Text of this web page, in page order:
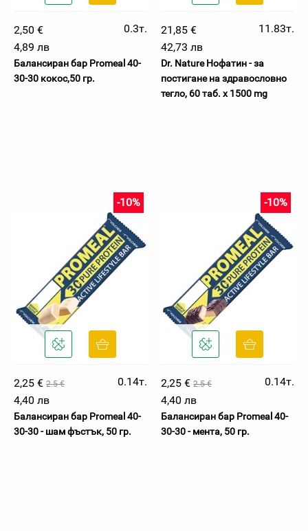
2,50 €
0.3т.
4,89 лв
Балансиран бар Promeal 40-
30-30 кокос,50 гр.
21,85 €
11.83т.
42,73 лв
Dr. Nature Нофатин - за
постигане на здравословно
тегло, 60 таб. x 1500 mg
2,25 € 2.5 €
-10%
0.14т.
4,40 лв
Балансиран бар Promeal 40-
30-30 - шам фъстък, 50 гр.
2,25 € 2.5 €
-10%
0.14т.
4,40 лв
Балансиран бар Promeal 40-
30-30 - мента, 50 гр.